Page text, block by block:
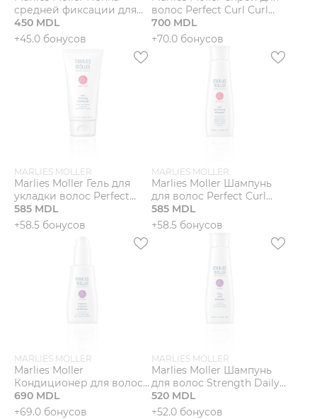
средней фиксации для
укладки волос Flexible
Styling Foam
450 MDL
+45.0 бонусов
волос Perfect Curl Curl
Activating
700 MDL
+70.0 бонусов
MARLIES MOLLER
Marlies Moller Гель для
укладки волос Perfect
Curl Defining
585 MDL
+58.5 бонусов
MARLIES MOLLER
Marlies Moller Шампунь
для волос Perfect Curl
Curl Activating
585 MDL
+58.5 бонусов
MARLIES MOLLER
Marlies Moller
Кондиционер для волос
Strength Express Moisture
690 MDL
+69.0 бонусов
MARLIES MOLLER
Marlies Moller Шампунь
для волос Strength Daily
Mild
520 MDL
+52.0 бонусов